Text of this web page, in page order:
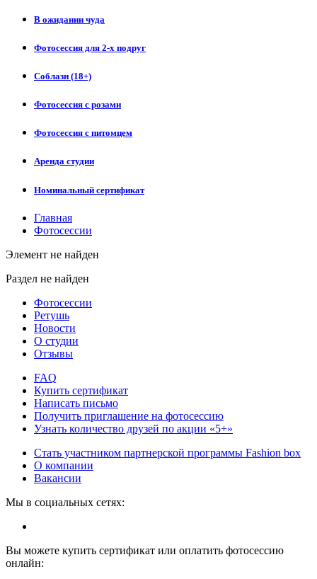
В ожидании чуда
Фотосессия для 2-х подруг
Соблазн (18+)
Фотосессия с розами
Фотосессия с питомцем
Аренда студии
Номинальный сертификат
Главная
Фотосессии
Элемент не найден
Раздел не найден
Фотосессии
Ретушь
Новости
О студии
Отзывы
FAQ
Купить сертификат
Написать письмо
Получить приглашение на фотосессию
Узнать количество друзей по акции «5+»
Стать участником партнерской программы Fashion box
О компании
Вакансии
Мы в социальных сетях:
Вы можете купить сертификат или оплатить фотосессию
онлайн: